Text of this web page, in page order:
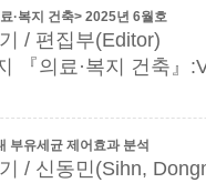
·복지 건축> 2025년 6월호
/ 편집부(Editor)
『의료·복지 건축』
부유세균 제어효과 분석
/ 신동민(Sihn,